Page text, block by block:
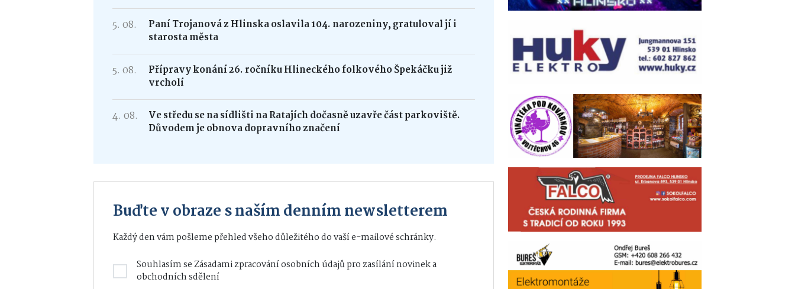
5. 08.
Paní Trojanová z Hlinska oslavila 104. narozeniny, gratuloval jí i
starosta města
5. 08.
Přípravy konání 26. ročníku Hlineckého folkového Špekáčku již
vrcholí
4. 08.
Ve středu se na sídlišti na Ratajích dočasně uzavře část parkoviště.
Důvodem je obnova dopravního značení
Buďte v obraze s naším denním newsletterem
Každý den vám pošleme přehled všeho důležitého do vaší e-mailové schránky.
Souhlasím seZásadami zpracování osobních údajůpro zasílání novinek a
obchodních sdělení